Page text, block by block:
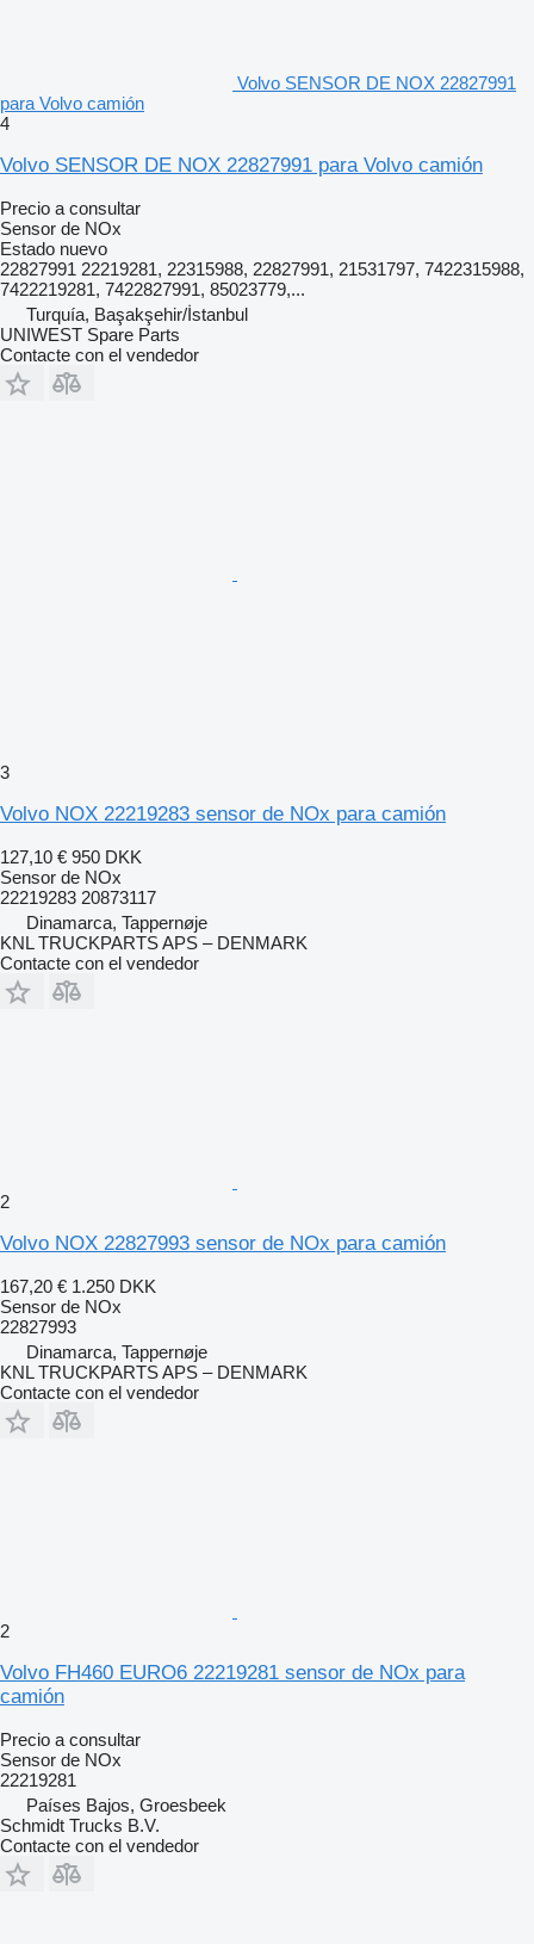
Volvo SENSOR DE NOX 22827991
para Volvo camión
4
Volvo SENSOR DE NOX 22827991 para Volvo camión
Precio a consultar
Sensor de NOx
Estado nuevo
22827991 22219281, 22315988, 22827991, 21531797, 7422315988,
7422219281, 7422827991, 85023779,...
Turquía, Başakşehir/İstanbul
UNIWEST Spare Parts
Contacte con el vendedor
3
Volvo NOX 22219283 sensor de NOx para camión
127,10 € 950 DKK
Sensor de NOx
22219283 20873117
Dinamarca, Tappernøje
KNL TRUCKPARTS APS – DENMARK
Contacte con el vendedor
2
Volvo NOX 22827993 sensor de NOx para camión
167,20 € 1.250 DKK
Sensor de NOx
22827993
Dinamarca, Tappernøje
KNL TRUCKPARTS APS – DENMARK
Contacte con el vendedor
2
Volvo FH460 EURO6 22219281 sensor de NOx para
camión
Precio a consultar
Sensor de NOx
22219281
Países Bajos, Groesbeek
Schmidt Trucks B.V.
Contacte con el vendedor